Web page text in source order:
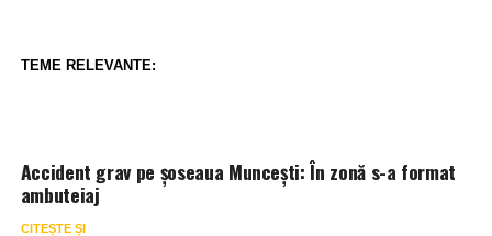
TEME RELEVANTE:
Accident grav pe șoseaua Muncești: În zonă s-a format
ambuteiaj
CITEȘTE ȘI